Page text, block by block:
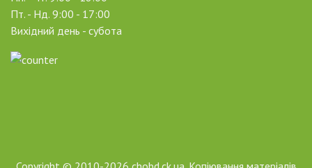
Пт. - Нд. 9:00 - 17:00
Вихідний день - субота